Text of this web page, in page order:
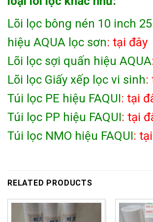
Lõi lọc bông nén 10 inch
hiệu AQUA lọc sơn: tại đây
Lõi lọc sợi quấn hiệu AQUA
Lõi lọc Giấy xếp lọc vi sinh:
Túi lọc PE hiệu FAQUI: tại
Túi lọc PP hiệu FAQUI: tại
Túi lọc NMO hiệu FAQUI:
RELATED PRODUCTS